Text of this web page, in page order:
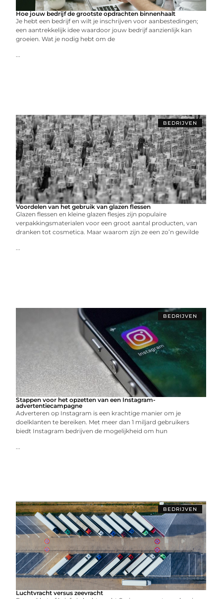
Hoe jouw bedrijf de grootste opdrachten binnenhaalt
Je hebt een bedrijf en wilt je inschrijven voor aanbestedingen;
een aantrekkelijk idee waardoor jouw bedrijf aanzienlijk kan
groeien. Wat je nodig hebt om de
...
BEDRIJVEN
Voordelen van het gebruik van glazen flessen
Glazen flessen en kleine glazen flesjes zijn populaire
verpakkingsmaterialen voor een groot aantal producten, van
dranken tot cosmetica. Maar waarom zijn ze een zo’n gewilde
...
BEDRIJVEN
Stappen voor het opzetten van een Instagram-
advertentiecampagne
Adverteren op Instagram is een krachtige manier om je
doelklanten te bereiken. Met meer dan 1 miljard gebruikers
biedt Instagram bedrijven de mogelijkheid om hun
...
BEDRIJVEN
Luchtvracht versus zeevracht